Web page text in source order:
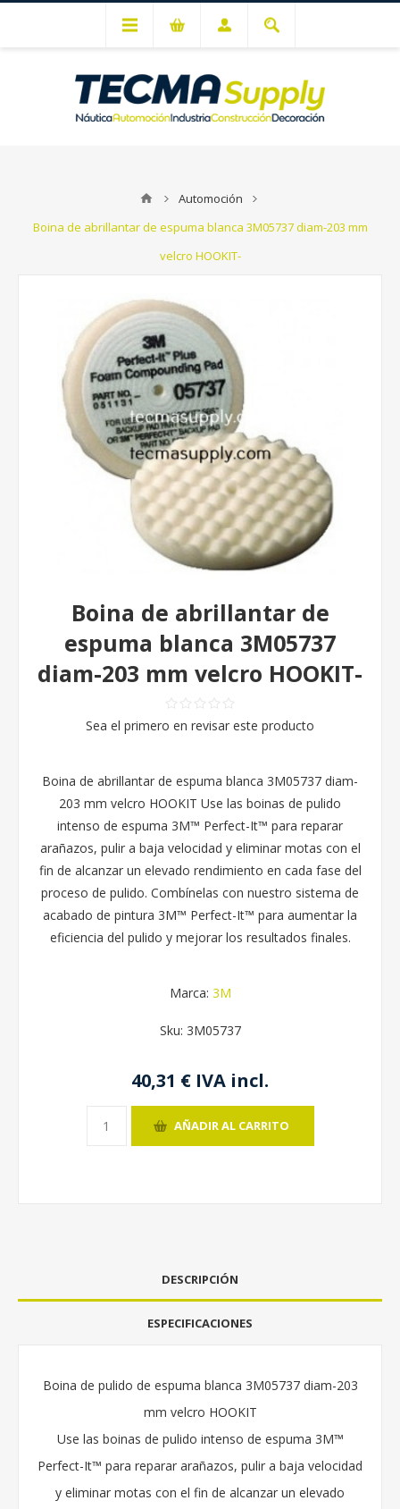
Automoción
Boina de abrillantar de espuma blanca 3M05737 diam-203 mm
velcro HOOKIT-
Boina de abrillantar de
espuma blanca 3M05737
diam-203 mm velcro HOOKIT-
Sea el primero en revisar este producto
Boina de abrillantar de espuma blanca 3M05737 diam-
203 mm velcro HOOKIT Use las boinas de pulido
intenso de espuma 3M™ Perfect-It™ para reparar
arañazos, pulir a baja velocidad y eliminar motas con el
fin de alcanzar un elevado rendimiento en cada fase del
proceso de pulido. Combínelas con nuestro sistema de
acabado de pintura 3M™ Perfect-It™ para aumentar la
eficiencia del pulido y mejorar los resultados finales.
Marca: 3M
Sku: 3M05737
40,31 € IVA incl.
AÑADIR AL CARRITO
DESCRIPCIÓN
ESPECIFICACIONES
Boina de pulido de espuma blanca 3M05737 diam-203
mm velcro HOOKIT
Use las boinas de pulido intenso de espuma 3M™
Perfect-It™ para reparar arañazos, pulir a baja velocidad
y eliminar motas con el fin de alcanzar un elevado